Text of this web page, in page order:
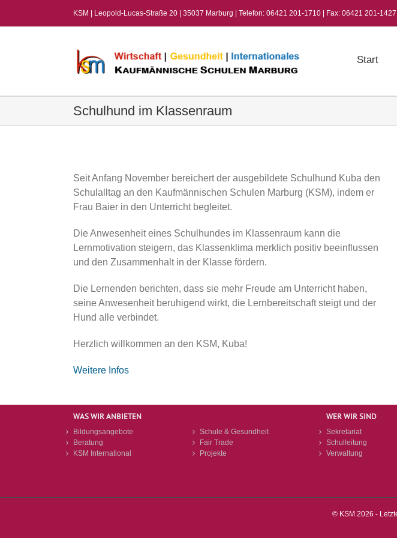
KSM | Leopold-Lucas-Straße 20 | 35037 Marburg | Telefon: 06421 201-1710 | Fax: 06421 201-1427
Start
Schulhund im Klassenraum
Seit Anfang November bereichert der ausgebildete Schulhund Kuba den
Schulalltag an den Kaufmännischen Schulen Marburg (KSM), indem er
Frau Baier in den Unterricht begleitet.
Die Anwesenheit eines Schulhundes im Klassenraum kann die
Lernmotivation steigern, das Klassenklima merklich positiv beeinflussen
und den Zusammenhalt in der Klasse fördern.
Die Lernenden berichten, dass sie mehr Freude am Unterricht haben,
seine Anwesenheit beruhigend wirkt, die Lernbereitschaft steigt und der
Hund alle verbindet.
Herzlich willkommen an den KSM, Kuba!
Weitere Infos
WAS WIR ANBIETEN
Bildungsangebote
Beratung
KSM International
Schule & Gesundheit
Fair Trade
Projekte
WER WIR SIND
Sekretariat
Schulleitung
Verwaltung
© KSM 2026 -